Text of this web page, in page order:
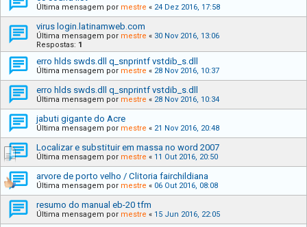
Última mensagem por mestre « 24 Dez 2016, 17:58
virus login.latinamweb.com
Última mensagem por mestre « 30 Nov 2016, 13:06
Respostas: 1
erro hlds swds.dll q_snprintf vstdib_s.dll
Última mensagem por mestre « 28 Nov 2016, 10:37
erro hlds swds.dll q_snprintf vstdib_s.dll
Última mensagem por mestre « 28 Nov 2016, 10:34
jabuti gigante do Acre
Última mensagem por mestre « 21 Nov 2016, 20:48
Localizar e substituir em massa no word 2007
Última mensagem por mestre « 11 Out 2016, 20:50
arvore de porto velho / Clitoria fairchildiana
Última mensagem por mestre « 06 Out 2016, 08:08
resumo do manual eb-20 tfm
Última mensagem por mestre « 15 Jun 2016, 22:05